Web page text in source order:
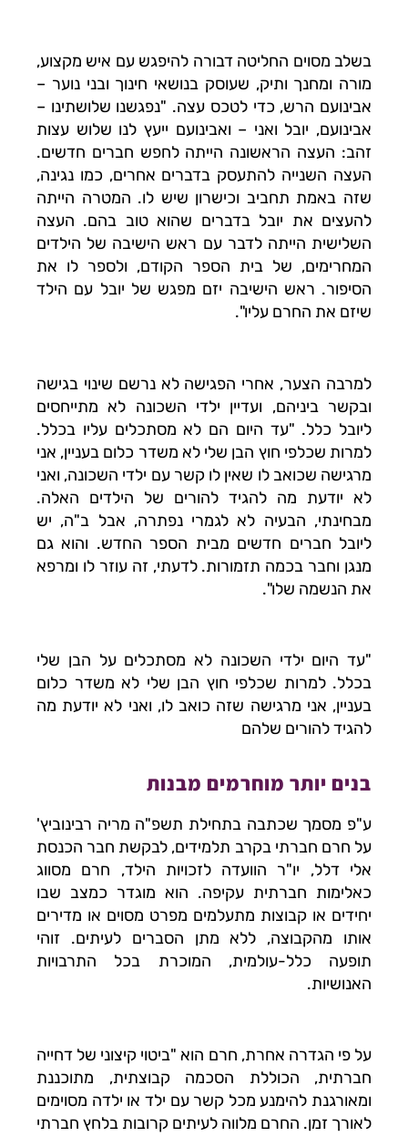
בשלב מסוים החליטה דבורה להיפגש עם איש מקצוע,
מורה ומחנך ותיק, שעוסק בנושאי חינוך ובני נוער –
אבינועם הרש, כדי לטכס עצה. "נפגשנו שלושתינו –
אבינועם, יובל ואני – ואבינועם ייעץ לנו שלוש עצות
זהב: העצה הראשונה הייתה לחפש חברים חדשים.
העצה השנייה להתעסק בדברים אחרים, כמו נגינה,
שזה באמת תחביב וכישרון שיש לו. המטרה הייתה
להעצים את יובל בדברים שהוא טוב בהם. העצה
השלישית הייתה לדבר עם ראש הישיבה של הילדים
המחרימים, של בית הספר הקודם, ולספר לו את
הסיפור. ראש הישיבה יזם מפגש של יובל עם הילד
שיזם את החרם עליו".
למרבה הצער, אחרי הפגישה לא נרשם שינוי בגישה
ובקשר ביניהם, ועדיין ילדי השכונה לא מתייחסים
ליובל כלל. "עד היום הם לא מסתכלים עליו בכלל.
למרות שכלפי חוץ הבן שלי לא משדר כלום בעניין, אני
מרגישה שכואב לו שאין לו קשר עם ילדי השכונה, ואני
לא יודעת מה להגיד להורים של הילדים האלה.
מבחינתי, הבעיה לא לגמרי נפתרה, אבל ב"ה, יש
ליובל חברים חדשים מבית הספר החדש. והוא גם
מנגן וחבר בכמה תזמורות. לדעתי, זה עוזר לו ומרפא
את הנשמה שלו".
"עד היום ילדי השכונה לא מסתכלים על הבן שלי
בכלל. למרות שכלפי חוץ הבן שלי לא משדר כלום
בעניין, אני מרגישה שזה כואב לו, ואני לא יודעת מה
להגיד להורים שלהם
בנים יותר מוחרמים מבנות
ע"פ מסמך שכתבה בתחילת תשפ"ה מריה רבינוביץ'
על חרם חברתי בקרב תלמידים, לבקשת חבר הכנסת
אלי דלל, יו"ר הוועדה לזכויות הילד, חרם מסווג
כאלימות חברתית עקיפה. הוא מוגדר כמצב שבו
יחידים או קבוצות מתעלמים מפרט מסוים או מדירים
אותו מהקבוצה, ללא מתן הסברים לעיתים. זוהי
תופעה כלל-עולמית, המוכרת בכל התרבויות
האנושיות.
על פי הגדרה אחרת, חרם הוא "ביטוי קיצוני של דחייה
חברתית, הכוללת הסכמה קבוצתית, מתוכננת
ומאורגנת להימנע מכל קשר עם ילד או ילדה מסוימים
לאורך זמן. החרם מלווה לעיתים קרובות בלחץ חברתי